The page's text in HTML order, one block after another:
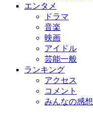
エンタメ
ドラマ
音楽
映画
アイドル
芸能一般
ランキング
アクセス
コメント
みんなの感想